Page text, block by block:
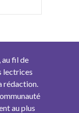
au fil de
lectrices
rédaction.
au plus